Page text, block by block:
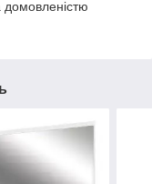
домовленістю